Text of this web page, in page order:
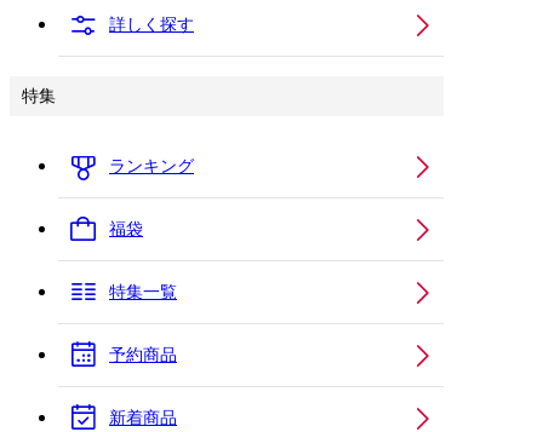
詳しく探す
特集
ランキング
福袋
特集一覧
予約商品
新着商品